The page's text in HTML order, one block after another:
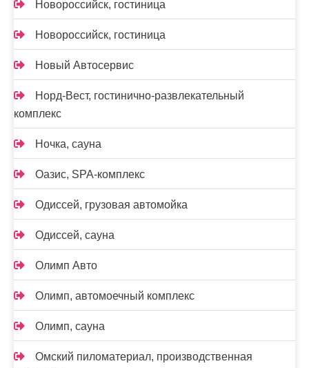
Новороссийск, гостиница
Новороссийск, гостиница
Новый Автосервис
Норд-Вест, гостинично-развлекательный
комплекс
Ночка, сауна
Оазис, SPA-комплекс
Одиссей, грузовая автомойка
Одиссей, сауна
Олимп Авто
Олимп, автомоечный комплекс
Олимп, сауна
Омский пиломатериал, производственная